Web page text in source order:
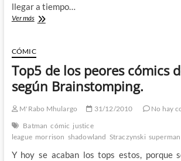
llegar a tiempo…
Ver másSuperman
dibujos
animados
CÓMIC
Top5 de los peores cómics
según Brainstomping.
M'Rabo Mhulargo 31/12/2010
No hay
Batman cómic justice
league morrison shadowland Straczynski superman
Y hoy se acaban los tops estos, porque